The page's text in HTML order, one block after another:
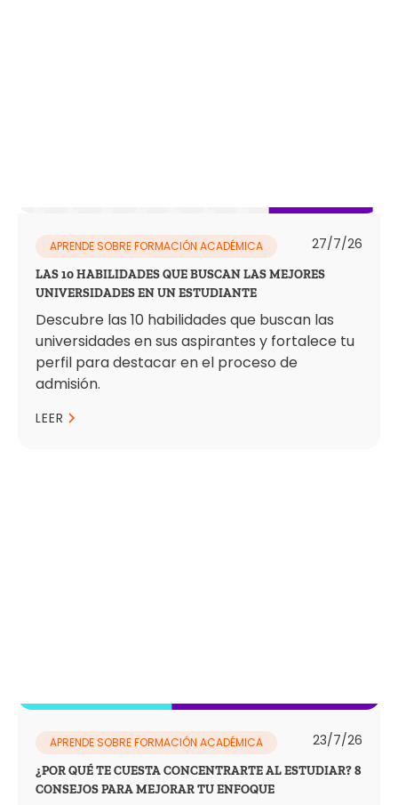
APRENDE SOBRE FORMACIÓN ACADÉMICA 27/7/26
LAS 10 HABILIDADES QUE BUSCAN LAS MEJORES
UNIVERSIDADES EN UN ESTUDIANTE
Descubre las 10 habilidades que buscan las
universidades en sus aspirantes y fortalece tu
perfil para destacar en el proceso de
admisión.
LEER
APRENDE SOBRE FORMACIÓN ACADÉMICA 23/7/26
¿POR QUÉ TE CUESTA CONCENTRARTE AL ESTUDIAR? 8
CONSEJOS PARA MEJORAR TU ENFOQUE